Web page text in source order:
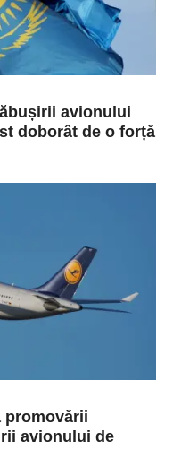
avionului
doborât de o forță
promovării
avionului de